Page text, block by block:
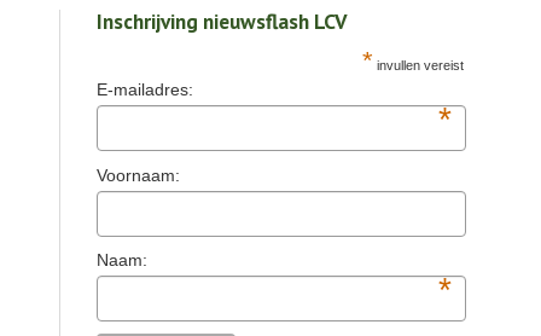
Inschrijving nieuwsflash LCV
* invullen vereist
E-mailadres:
*
Voornaam:
Naam:
*